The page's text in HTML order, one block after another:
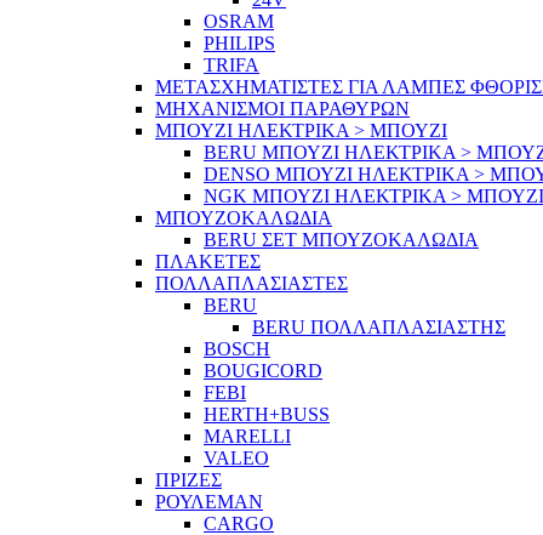
OSRAM
PHILIPS
TRIFA
ΜΕΤΑΣΧΗΜΑΤΙΣΤΕΣ ΓΙΑ ΛΑΜΠΕΣ
ΜΗΧΑΝΙΣΜΟΙ ΠΑΡΑΘΥΡΩΝ
ΜΠΟΥΖΙ ΗΛΕΚΤΡΙΚΑ > ΜΠΟΥΖΙ
BERU ΜΠΟΥΖΙ ΗΛΕΚΤΡΙΚΑ >
DENSO ΜΠΟΥΖΙ ΗΛΕΚΤΡΙΚΑ >
NGK ΜΠΟΥΖΙ ΗΛΕΚΤΡΙΚΑ > ΜΠΟΥΖΙ
ΜΠΟΥΖΟΚΑΛΩΔΙΑ
BERU ΣΕΤ ΜΠΟΥΖΟΚΑΛΩΔΙΑ
ΠΛΑΚΕΤΕΣ
ΠΟΛΛΑΠΛΑΣΙΑΣΤΕΣ
BERU
BERU ΠΟΛΛΑΠΛΑΣΙΑΣΤΗΣ
BOSCH
BOUGICORD
FEBI
HERTH+BUSS
MARELLI
VALEO
ΠΡΙΖΕΣ
ΡΟΥΛΕΜΑΝ
CARGO